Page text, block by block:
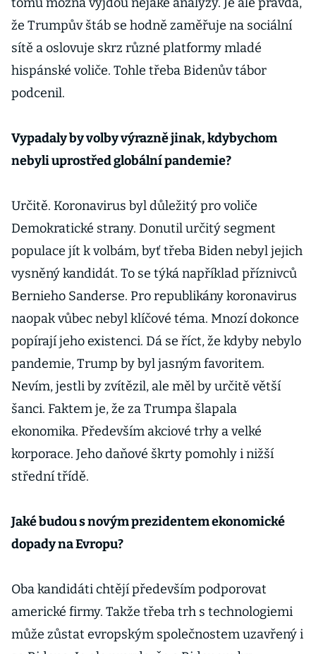
že Trumpův štáb se hodně zaměřuje na sociální
sítě a oslovuje skrz různé platformy mladé
hispánské voliče. Tohle třeba Bidenův tábor
podcenil.
Vypadaly by volby výrazně jinak, kdybychom
nebyli uprostřed globální pandemie?
Určitě. Koronavirus byl důležitý pro voliče
Demokratické strany. Donutil určitý segment
populace jít k volbám, byť třeba Biden nebyl jejich
vysněný kandidát. To se týká například příznivců
Bernieho Sanderse. Pro republikány koronavirus
naopak vůbec nebyl klíčové téma. Mnozí dokonce
popírají jeho existenci. Dá se říct, že kdyby nebylo
pandemie, Trump by byl jasným favoritem.
Nevím, jestli by zvítězil, ale měl by určitě větší
šanci. Faktem je, že za Trumpa šlapala
ekonomika. Především akciové trhy a velké
korporace. Jeho daňové škrty pomohly i nižší
střední třídě.
Jaké budou s novým prezidentem ekonomické
dopady na Evropu?
Oba kandidáti chtějí především podporovat
americké firmy. Takže třeba trh s technologiemi
může zůstat evropským společnostem uzavřený i